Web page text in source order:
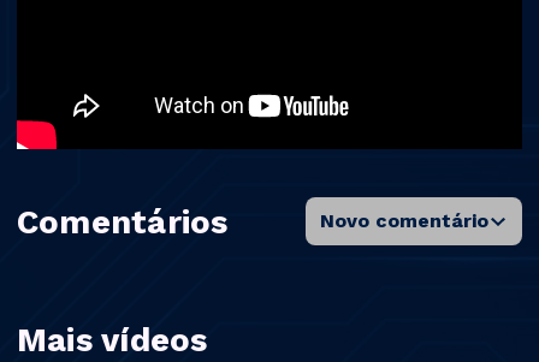
Mais vídeos
Comentários Novo comentário